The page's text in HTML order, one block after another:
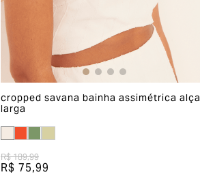
cropped savana bainha assimétrica alça
larga
R$ 189,99
R$ 75,99